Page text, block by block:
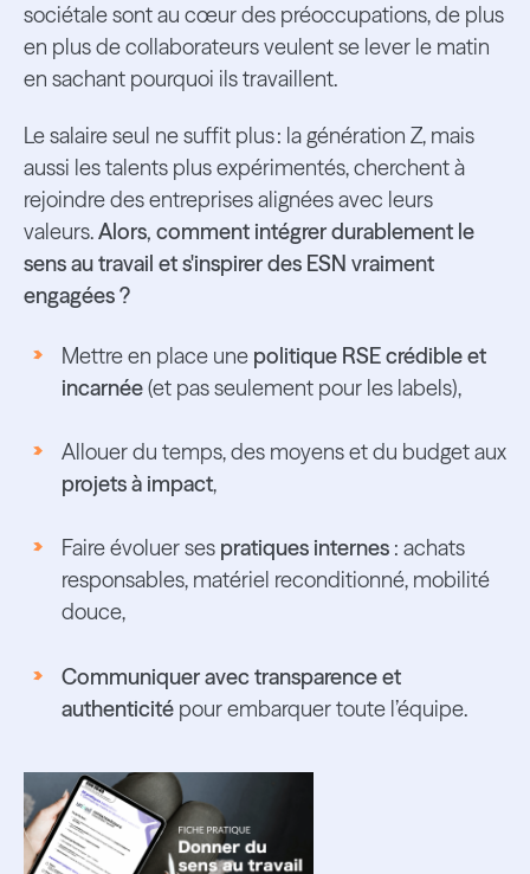
sociétale sont au cœur des préoccupations, de plus
en plus de collaborateurs veulent se lever le matin
en sachant pourquoi ils travaillent.
Le salaire seul ne suffit plus : la génération Z, mais
aussi les talents plus expérimentés, cherchent à
rejoindre des entreprises alignées avec leurs
valeurs.Alors, comment intégrer durablement le
sens au travail et s'inspirer des ESN vraiment
engagées ?
Mettre en place une politique RSE crédible et
incarnée(et pas seulement pour les labels),
Allouer du temps, des moyens et du budget aux
projets à impact,
Faire évoluer ses pratiques internes: achats
responsables, matériel reconditionné, mobilité
douce,
Communiquer avec transparence et
authenticitépour embarquer toute l’équipe.